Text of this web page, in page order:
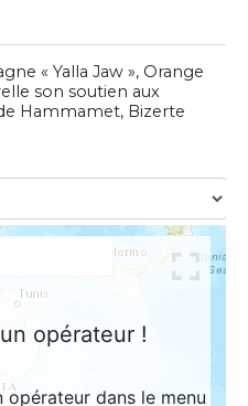
« Yalla Jaw », Orange
son soutien aux
Hammamet, Bizerte